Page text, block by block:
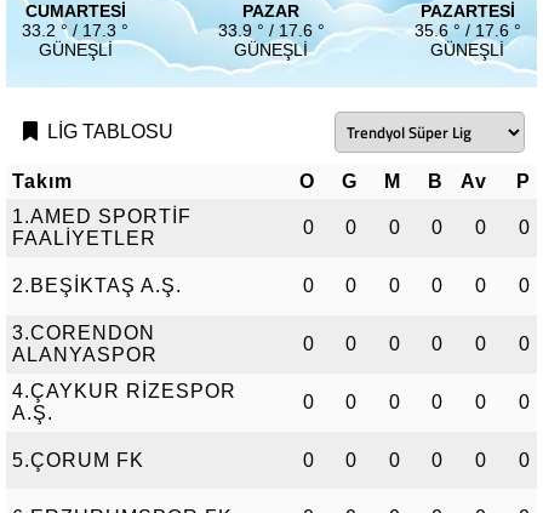
CUMARTESI
33.2 ° / 17.3 °
GÜNEŞLI
PAZAR
33.9 ° / 17.6 °
GÜNEŞLI
PAZARTESI
35.6 ° / 17.6 °
GÜNEŞLI
LİG TABLOSU
Takım O G M B Av
P
1.AMED SPORTİF
FAALİYETLER
0 0 0 0 0 0
2.BEŞİKTAŞ A.Ş. 0 0 0 0 0 0
3.CORENDON
ALANYASPOR
0 0 0 0 0 0
4.ÇAYKUR RİZESPOR
A.Ş.
0 0 0 0 0 0
5.ÇORUM FK 0 0 0 0 0 0